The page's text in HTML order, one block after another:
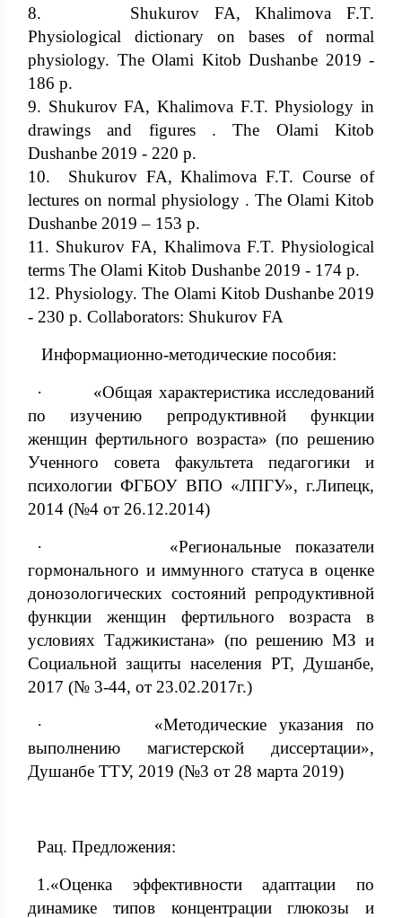
8. Shukurov FA, Khalimova F.T.
Physiological dictionary on bases of normal
physiology. The Olami Kitob Dushanbe 2019 -
186 p.
9. Shukurov FA, Khalimova F.T. Physiology in
drawings and figures . The Olami Kitob
Dushanbe 2019 - 220 p.
10. Shukurov FA, Khalimova F.T. Course of
lectures on normal physiology . The Olami Kitob
Dushanbe 2019 – 153 p.
11. Shukurov FA, Khalimova F.T. Physiological
terms The Olami Kitob Dushanbe 2019 - 174 p.
12. Physiology. The Olami Kitob Dushanbe 2019
- 230 p. Collaborators: Shukurov FA
Информационно-методические пособия:
· «Общая характеристика исследований
по изучению репродуктивной функции
женщин фертильного возраста» (по решению
Ученного совета факультета педагогики и
психологии ФГБОУ ВПО «ЛПГУ», г.Липецк,
2014 (№4 от 26.12.2014)
· «Региональные показатели
гормонального и иммунного статуса в оценке
донозологических состояний репродуктивной
функции женщин фертильного возраста в
условиях Таджикистана» (по решению МЗ и
Социальной защиты населения РТ, Душанбе,
2017 (№ 3-44, от 23.02.2017г.)
· «Методические указания по
выполнению магистерской диссертации»,
Душанбе ТТУ, 2019 (№3 от 28 марта 2019)
Рац. Предложения:
1.«Оценка эффективности адаптации по
динамике типов концентрации глюкозы и